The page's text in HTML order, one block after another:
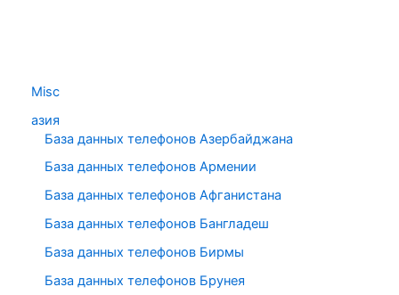
Misc
азия
База данных телефонов Азербайджана
База данных телефонов Армении
База данных телефонов Афганистана
База данных телефонов Бангладеш
База данных телефонов Бирмы
База данных телефонов Брунея